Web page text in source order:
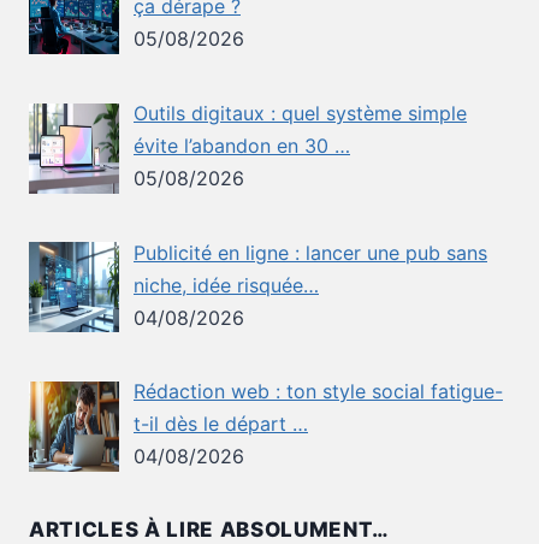
ça dérape ?
05/08/2026
Outils digitaux : quel système simple
évite l’abandon en 30 …
05/08/2026
Publicité en ligne : lancer une pub sans
niche, idée risquée…
04/08/2026
Rédaction web : ton style social fatigue-
t-il dès le départ …
04/08/2026
ARTICLES À LIRE ABSOLUMENT…